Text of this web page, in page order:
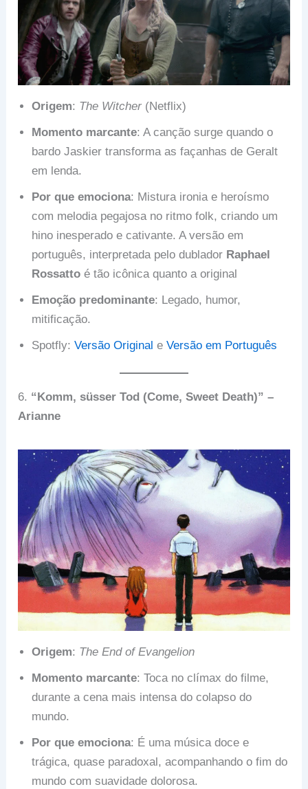
Origem: The Witcher (Netflix)
Momento marcante: A canção surge quando o
bardo Jaskier transforma as façanhas de Geralt
em lenda.
Por que emociona: Mistura ironia e heroísmo
com melodia pegajosa no ritmo folk, criando um
hino inesperado e cativante. A versão em
português, interpretada pelo dublador Raphael
Rossatto é tão icônica quanto a original
Emoção predominante: Legado, humor,
mitificação.
Spotfly:Versão Original eVersão em Português
6. “Komm, süsser Tod (Come, Sweet Death)” –
Arianne
Origem: The End of Evangelion
Momento marcante: Toca no clímax do filme,
durante a cena mais intensa do colapso do
mundo.
Por que emociona: É uma música doce e
trágica, quase paradoxal, acompanhando o fim do
mundo com suavidade dolorosa.